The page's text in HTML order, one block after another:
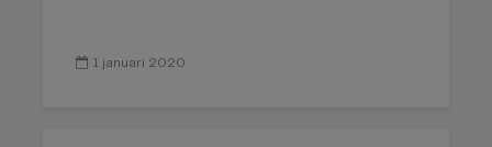
1 januari 2020